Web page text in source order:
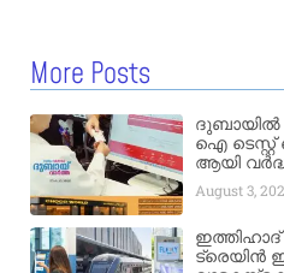
More Posts
ഐ ടെസ്റ്റ്
ആയി
August 3,
ഇത്തിഹാദ്
ട്രെയിൻ